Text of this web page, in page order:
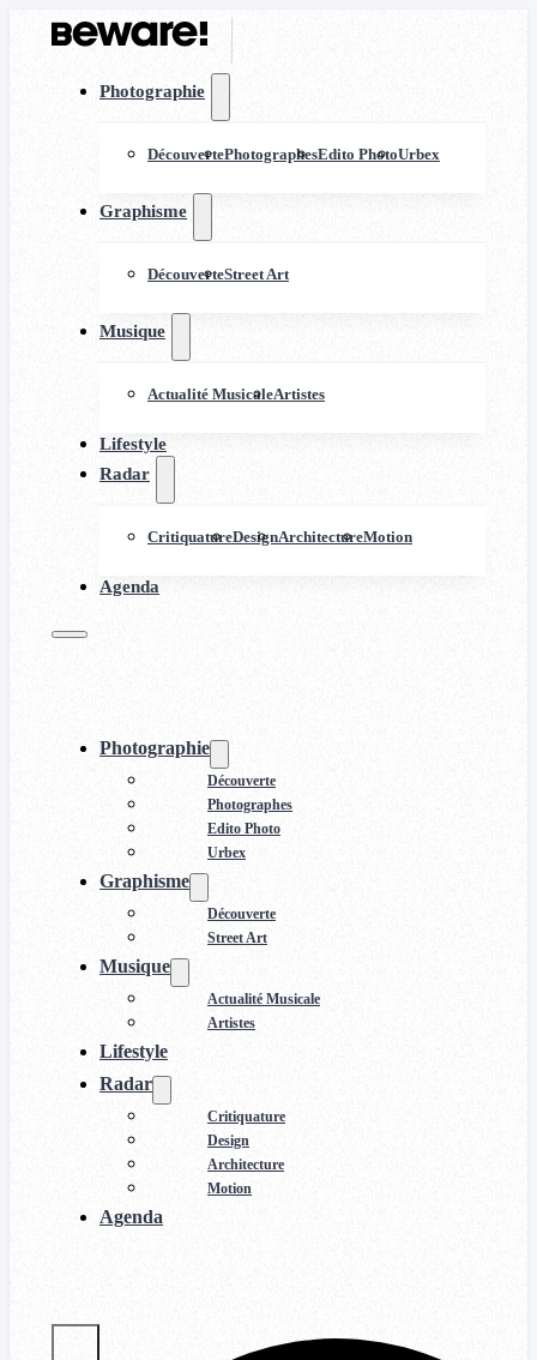
Photographie
DécouvertePhotographesEdito PhotoUrbex
Graphisme
DécouverteStreet Art
Musique
Actualité MusicaleArtistes
Lifestyle
Radar
CritiquatureDesignArchitectureMotion
Agenda
Photographie
Découverte
Photographes
Edito Photo
Urbex
Graphisme
Découverte
Street Art
Musique
Actualité Musicale
Artistes
Lifestyle
Radar
Critiquature
Design
Architecture
Motion
Agenda